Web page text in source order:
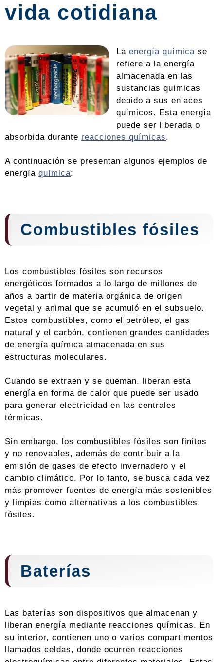
vida cotidiana
La energía química se
refiere a la energía
almacenada en las
sustancias químicas
debido a sus enlaces
químicos. Esta energía
puede ser liberada o
absorbida durante reacciones químicas.
A continuación se presentan algunos ejemplos de
energía química:
Combustibles fósiles
Los combustibles fósiles son recursos
energéticos formados a lo largo de millones de
años a partir de materia orgánica de origen
vegetal y animal que se acumuló en el subsuelo.
Estos combustibles, como el petróleo, el gas
natural y el carbón, contienen grandes cantidades
de energía química almacenada en sus
estructuras moleculares.
Cuando se extraen y se queman, liberan esta
energía en forma de calor que puede ser usado
para generar electricidad en las centrales
térmicas.
Sin embargo, los combustibles fósiles son finitos
y no renovables, además de contribuir a la
emisión de gases de efecto invernadero y el
cambio climático. Por lo tanto, se busca cada vez
más promover fuentes de energía más sostenibles
y limpias como alternativas a los combustibles
fósiles.
Baterías
Las baterías son dispositivos que almacenan y
liberan energía mediante reacciones químicas. En
su interior, contienen uno o varios compartimentos
llamados celdas, donde ocurren reacciones